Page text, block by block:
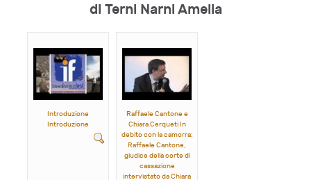
di Terni Narni Amelia
Introduzione
Introduzione
Raffaele Cantone e
Chiara Cerqueti In
debito con la camorra:
Raffaele Cantone,
giudice della corte di
cassazione
intervistato da Chiara